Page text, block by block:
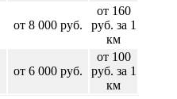
от 8 000 руб.
от 160
руб. за 1
км
от 6 000 руб.
от 100
руб. за 1
км